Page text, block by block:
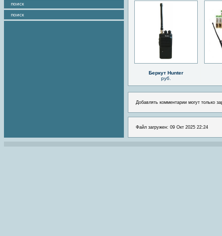
поиск
поиск
Беркут Hunter
руб.
Добавлять комментарии могут только
Файл загружен: 09 Окт 2025 22:24